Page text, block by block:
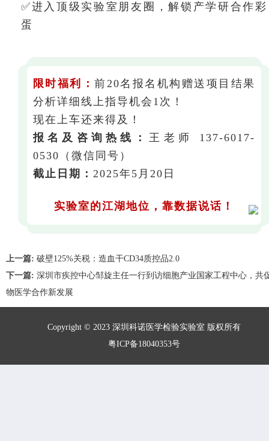
✅进入顶级实验室朋友圈，解锁产学研合作彩
蛋
限时福利：前20名报名机构赠送项目结果
分析详细线上指导机会1次！
现在上车还来得及！
报名及咨询热线：王老师 137-6017-
0530（微信同号）
截止日期： 2025年5月20日
实验室的江湖地位，靠数据说话！
上一篇: 破壁125%关税：造血干CD34质控品2.0
下一篇: 深圳市疾控中心邹旋主任一行到访细胞产业国家工程中心，共
物医学合作新发展
Copyright © 2023 深圳科诺医学检验实验室 版权所有
粤ICP备18040353号